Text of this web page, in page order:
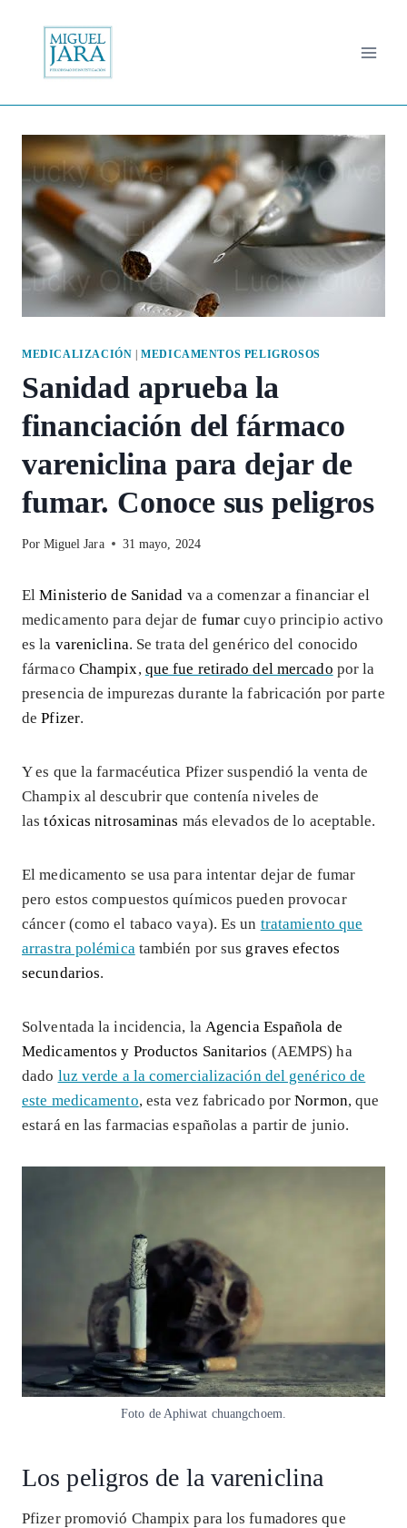
contenido
MEDICALIZACIÓN |MEDICAMENTOS PELIGROSOS
Sanidad aprueba la
financiación del fármaco
vareniclina para dejar de
fumar. Conoce sus peligros
Por Miguel Jara 31 mayo, 2024
ElMinisterio de Sanidad va a comenzar a financiar el
medicamento para dejar de fumarcuyo principio activo
es la vareniclina. Se trata del genérico del conocido
fármaco Champix, que fue retirado del mercado por la
presencia de impurezas durante la fabricación por parte
dePfizer.
Y es que la farmacéutica Pfizer suspendió la venta de
Champix al descubrir que contenía niveles de
lastóxicas nitrosaminas más elevados de lo aceptable.
El medicamento se usa para intentar dejar de fumar
pero estos compuestos químicos pueden provocar
cáncer (como el tabaco vaya). Es un tratamiento que
arrastra polémica también por sus graves efectos
secundarios.
Solventada la incidencia, la Agencia Española de
Medicamentos y Productos Sanitarios (AEMPS) ha
dado luz verde a la comercialización del genérico de
este medicamento, esta vez fabricado porNormon, que
estará en las farmacias españolas a partir de junio.
Foto de Aphiwat chuangchoem.
Los peligros de la vareniclina
Pfizer promovió Champix para los fumadores que